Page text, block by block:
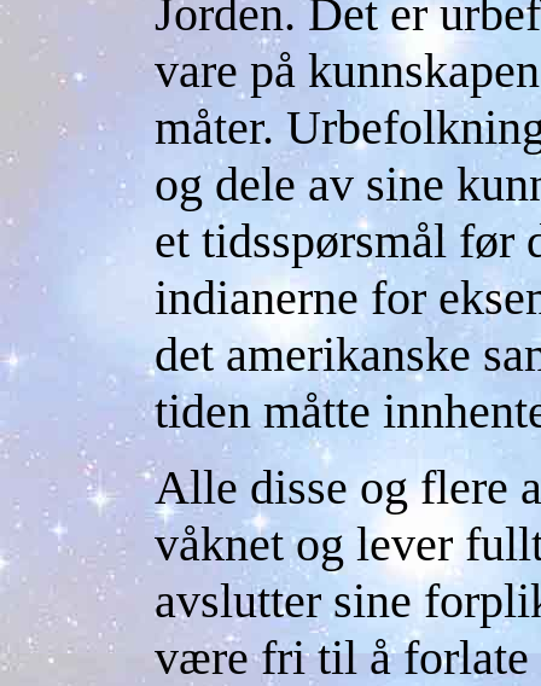
Jorden. Det er
vare på
måter.
og dele av sine
et tidsspørsmål før
indianerne for
det amerikanske
tiden måtte
Alle disse og flere
våknet og lever
avslutter sine
være fri til å forlate